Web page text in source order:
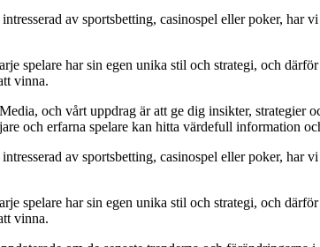
av sportsbetting, casinospel eller poker, har
spelare har sin egen unika stil och strategi, och
vinna.
och vårt uppdrag är att ge dig insikter, strategier
och erfarna spelare kan hitta värdefull information
av sportsbetting, casinospel eller poker, har
spelare har sin egen unika stil och strategi, och
vinna.